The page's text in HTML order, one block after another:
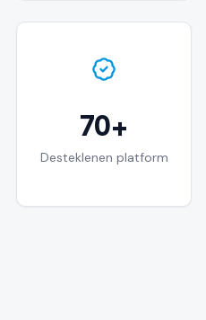
70+
Desteklenen platform